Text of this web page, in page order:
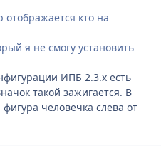
кто на
я не смогу установить
ИПБ 2.3.х есть
такой зажигается. В
человечка слева от